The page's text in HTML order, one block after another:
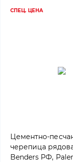
СПЕЦ. ЦЕНА
Цементно-
черепица
Benders РФ,